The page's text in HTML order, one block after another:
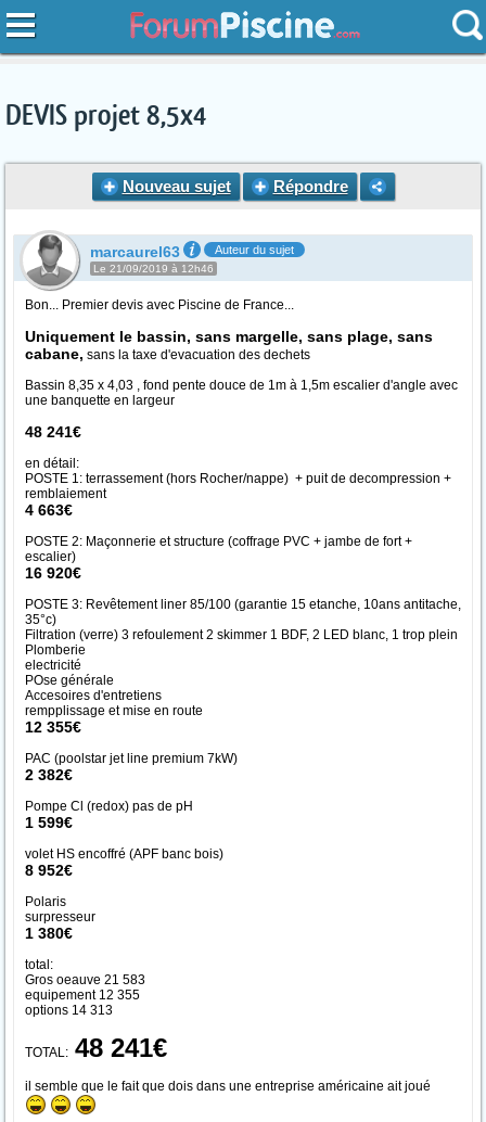
DEVIS projet 8,5x4
Nouveau sujet Répondre
marcaurel63 Auteur du sujet
Le 21/09/2019 à 12h46
Bon... Premier devis avec Piscine de France...
Uniquement le bassin, sans margelle, sans plage, sans
cabane, sans la taxe d'evacuation des dechets
Bassin 8,35 x 4,03 , fond pente douce de 1m à 1,5m escalier d'angle avec
une banquette en largeur
48 241€
en détail:
POSTE 1: terrassement (hors Rocher/nappe) + puit de decompression +
remblaiement
4 663€
POSTE 2: Maçonnerie et structure (coffrage PVC + jambe de fort +
escalier)
16 920€
POSTE 3: Revêtement liner 85/100 (garantie 15 etanche, 10ans antitache,
35°c)
Filtration (verre) 3 refoulement 2 skimmer 1 BDF, 2 LED blanc, 1 trop plein
Plomberie
electricité
POse générale
Accesoires d'entretiens
rempplissage et mise en route
12 355€
PAC (poolstar jet line premium 7kW)
2 382€
Pompe Cl (redox) pas de pH
1 599€
volet HS encoffré (APF banc bois)
8 952€
Polaris
surpresseur
1 380€
total:
Gros oeauve 21 583
equipement 12 355
options 14 313
TOTAL: 48 241€
il semble que le fait que dois dans une entreprise américaine ait joué